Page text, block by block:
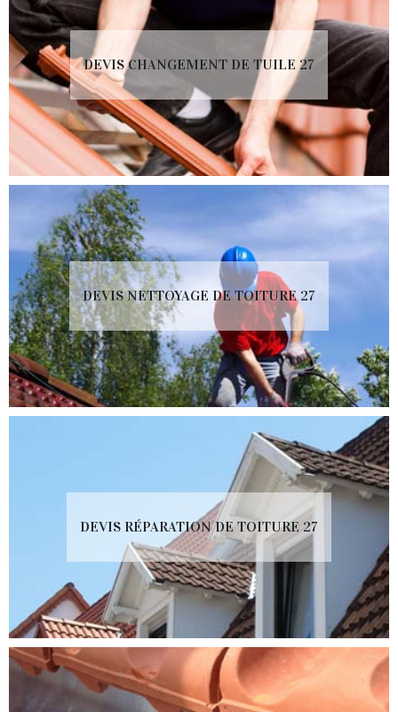
DEVIS CHANGEMENT DE TUILE 27
DEVIS NETTOYAGE DE TOITURE 27
DEVIS RÉPARATION DE TOITURE 27